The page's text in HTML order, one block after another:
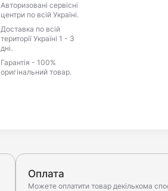
Авторизовані сервісні
центри по всій Україні.
Доставка по всій
території Україні 1 - 3
дні.
Гарантія - 100%
оригінальний товар.
Оплата
Можете оплатити товар декількома